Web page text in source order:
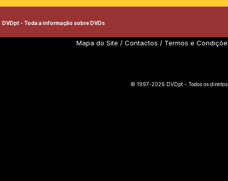
DVDpt - Toda a informação sobre DVDs
Mapa do Site / Contactos / Termos e
© 1997-2026 DVDpt - Todos os direitos